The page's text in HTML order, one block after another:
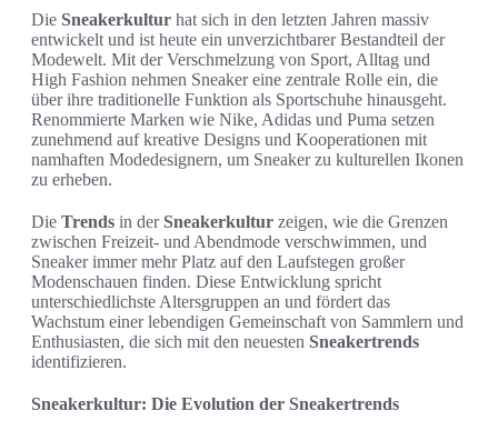
Die Sneakerkultur hat sich in den letzten Jahren massiv
entwickelt und ist heute ein unverzichtbarer Bestandteil der
Modewelt. Mit der Verschmelzung von Sport, Alltag und
High Fashion nehmen Sneaker eine zentrale Rolle ein, die
über ihre traditionelle Funktion als Sportschuhe hinausgeht.
Renommierte Marken wie Nike, Adidas und Puma setzen
zunehmend auf kreative Designs und Kooperationen mit
namhaften Modedesignern, um Sneaker zu kulturellen Ikonen
zu erheben.
Die Trends in derSneakerkultur zeigen, wie die Grenzen
zwischen Freizeit- und Abendmode verschwimmen, und
Sneaker immer mehr Platz auf den Laufstegen großer
Modenschauen finden. Diese Entwicklung spricht
unterschiedlichste Altersgruppen an und fördert das
Wachstum einer lebendigen Gemeinschaft von Sammlern und
Enthusiasten, die sich mit den neuesten Sneakertrends
identifizieren.
Sneakerkultur: Die Evolution der Sneakertrends